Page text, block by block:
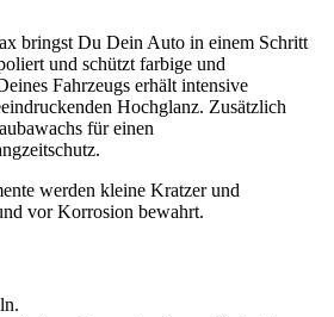
bringst Du Dein Auto in einem Schritt
und schützt farbige und
Fahrzeugs erhält intensive
Hochglanz. Zusätzlich
für einen
werden kleine Kratzer und
vor Korrosion bewahrt.